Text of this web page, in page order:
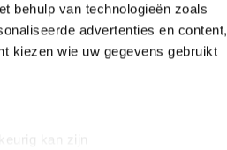
behulp van technologieën zoals
advertenties en content,
kiezen wie uw gegevens gebruikt
kan zijn
van de
is het niet, de trend de